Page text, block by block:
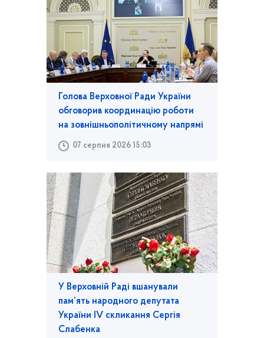
Голова Верховної Ради України
обговорив координацію роботи
на зовнішньополітичному напрямі
07 серпня 2026 15:03
У Верховній Раді вшанували
пам’ять народного депутата
України IV скликання Сергія
Слабенка